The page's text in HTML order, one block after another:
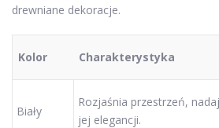
drewniane dekoracje.
Kolor Charakterystyka
Biały
Rozjaśnia przestrzeń,
jej elegancji.